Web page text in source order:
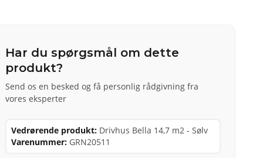
Har du spørgsmål om dette
produkt?
Send os en besked og få personlig rådgivning fra
vores eksperter
Vedrørende produkt: Drivhus Bella 14,7 m2 - Sølv
Varenummer: GRN20511